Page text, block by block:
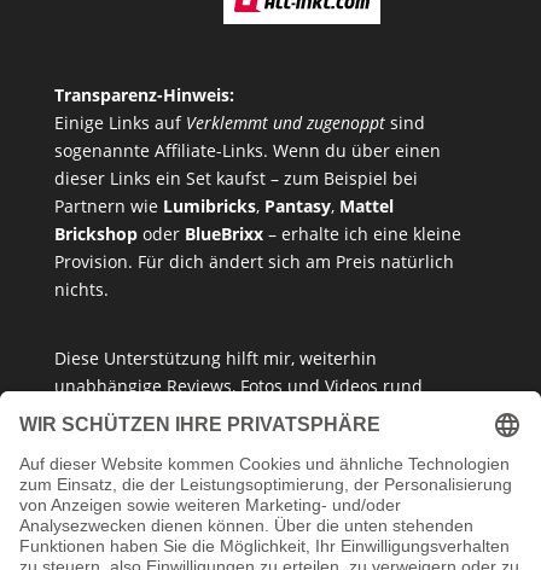
Transparenz-Hinweis:
Einige Links auf Verklemmt und zugenopptsind
sogenannte Affiliate-Links. Wenn du über einen
dieser Links ein Set kaufst – zum Beispiel bei
Partnern wie Lumibricks, Pantasy, Mattel
Brickshopoder BlueBrixx– erhalte ich eine kleine
Provision. Für dich ändert sich am Preis natürlich
nichts.
Diese Unterstützung hilft mir, weiterhin
unabhängige Reviews, Fotos und Videos rund
umKlemmbausteine ,Baukastensetsund
Meinung. Ich empfehle nur Produkte, die ich selbst
getestet habe oder die ich guten Gewissens
vertreten kann.